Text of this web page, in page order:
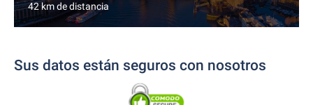
42 km de distancia
Sus datos están seguros con nosotros